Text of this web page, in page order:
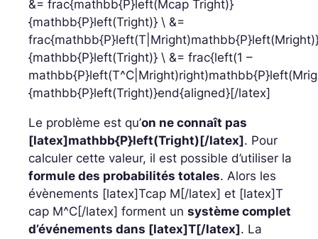
&= frac{mathbb{P}left(Mcap Tright)}
{mathbb{P}left(Tright)} \ &=
{mathbb{P}left(Tright)} \ &= frac{left(1 –
{mathbb{P}left(Tright)}end{aligned}[/latex]
Le problème est qu’on ne connaît pas
[latex]mathbb{P}left(Tright)[/latex]. Pour
calculer cette valeur, il est possible d’utiliser la
formule des probabilités totales. Alors les
évènements [latex]Tcap M[/latex] et [latex]T
cap M^C[/latex] forment un système complet
d’événements dans [latex]T[/latex]. La